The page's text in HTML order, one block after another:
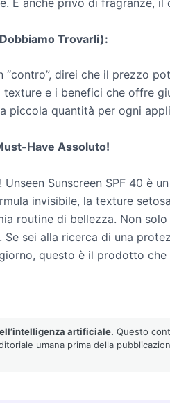
È anche privo di fragranze,
Trovarli):
“contro”, direi che il prezzo
texture e i benefici che offre
piccola quantità per ogni
Have Assoluto!
Unseen Sunscreen SPF 40
invisibile, la texture
routine di bellezza. Non
sei alla ricerca di una
questo è il prodotto che
artificiale. Questo
umana prima della